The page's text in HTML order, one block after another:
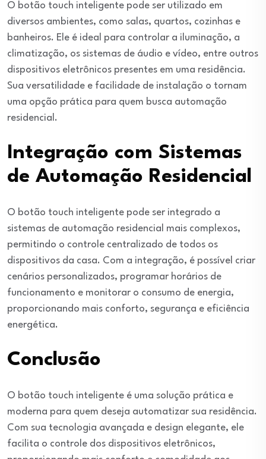
O botão touch inteligente pode ser utilizado em
diversos ambientes, como salas, quartos, cozinhas e
banheiros. Ele é ideal para controlar a iluminação, a
climatização, os sistemas de áudio e vídeo, entre outros
dispositivos eletrônicos presentes em uma residência.
Sua versatilidade e facilidade de instalação o tornam
uma opção prática para quem busca automação
residencial.
Integração com Sistemas
de Automação Residencial
O botão touch inteligente pode ser integrado a
sistemas de automação residencial mais complexos,
permitindo o controle centralizado de todos os
dispositivos da casa. Com a integração, é possível criar
cenários personalizados, programar horários de
funcionamento e monitorar o consumo de energia,
proporcionando mais conforto, segurança e eficiência
energética.
Conclusão
O botão touch inteligente é uma solução prática e
moderna para quem deseja automatizar sua residência.
Com sua tecnologia avançada e design elegante, ele
facilita o controle dos dispositivos eletrônicos,